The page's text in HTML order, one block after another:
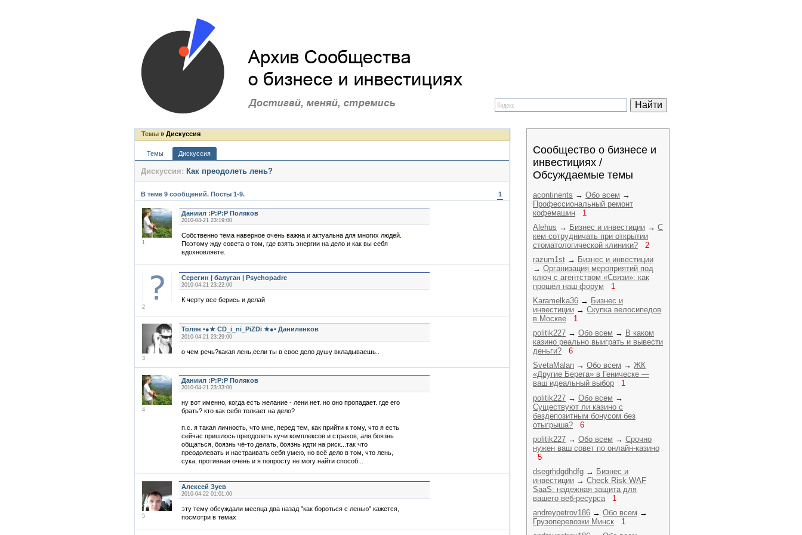
Сообщество о бизнесе и
инвестициях /
Обсуждаемые темы
acontinents → Обо всем →
Профессиональный ремонт
кофемашин
1
Alehus → Бизнес и инвестиции → С
кем сотрудничать при открытии
стоматологической клиники?
2
razum1st → Бизнес и инвестиции
→ Организация мероприятий под
ключ с агентством «Связи»: как
прошёл наш форум
1
Karamelka36 → Бизнес и
инвестиции → Скупка велосипедов
в Москве
1
politik227 → Обо всем → В каком
казино реально выиграть и вывести
деньги?
6
SvetaMalan → Обо всем → ЖК
«Другие Берега» в Геническе —
ваш идеальный выбор
1
politik227 → Обо всем →
Существуют ли казино с
бездепозитным бонусом без
отыгрыша?
6
politik227 → Обо всем → Срочно
нужен ваш совет по онлайн-казино
5
dsegrhdgdhdfg → Бизнес и
инвестиции → Check Risk WAF
SaaS: надежная защита для
вашего веб-ресурса
1
andreypetrov186 → Обо всем →
Грузоперевозки Минск
1
Темы » Дискуссия
Темы Дискуссия
Дискуссия: Как преодолеть лень?
В теме 9 сообщений. Посты 1-9. 1
1
Даниил :P:P:P Поляков
2010-04-21 23:19:00
Собственно тема наверное очень важна и актуальна для многих людей.
Поэтому жду совета о том, где взять энергии на дело и как вы себя
вдохновляете.
2
Серегин | балуган | Psychopadre
2010-04-21 23:22:00
К черту все берись и делай
3
Толян ▪●★ CD_i_ni_PiZDi ★●▪ Даниленков
2010-04-21 23:29:00
о чем речь?какая лень,если ты в свое дело душу вкладываешь..
4
Даниил :P:P:P Поляков
2010-04-21 23:33:00
ну вот именно, когда есть желание - лени нет. но оно пропадает. где его
брать? кто как себя толкает на дело?
п.с. я такая личность, что мне, перед тем, как прийти к тому, что я есть
сейчас пришлось преодолеть кучи комплексов и страхов, аля боязнь
общаться, боязнь чё-то делать, боязнь идти на риск...так что
преодолевать и настраивать себя умею, но всё дело в том, что лень,
сука, противная очень и я попросту не могу найти способ...
5
Алексей Зуев
2010-04-22 01:01:00
эту тему обсуждали месяца два назад "как бороться с ленью" кажется,
посмотри в темах